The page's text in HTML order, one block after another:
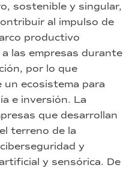
sostenible y singular,
al impulso de
productivo
las empresas durante
por lo que
un ecosistema para
e inversión. La
que desarrollan
terreno de la
y
y sensórica. De